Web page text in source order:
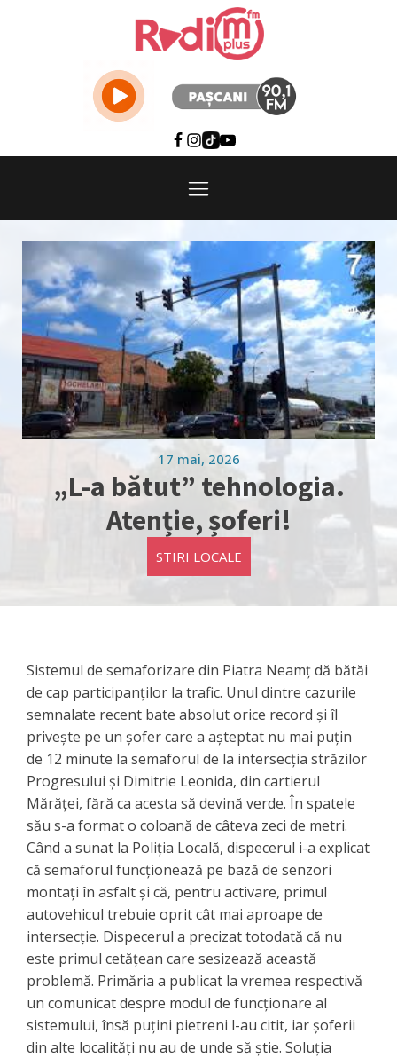
17 mai, 2026
„L-a bătut” tehnologia.
Atenție, șoferi!
STIRI LOCALE
Sistemul de semaforizare din Piatra Neamț dă bătăi
de cap participanților la trafic. Unul dintre cazurile
semnalate recent bate absolut orice record și îl
privește pe un șofer care a așteptat nu mai puțin
de 12 minute la semaforul de la intersecția străzilor
Progresului și Dimitrie Leonida, din cartierul
Mărăței, fără ca acesta să devină verde. În spatele
său s-a format o coloană de câteva zeci de metri.
Când a sunat la Poliția Locală, dispecerul i-a explicat
că semaforul funcționează pe bază de senzori
montați în asfalt și că, pentru activare, primul
autovehicul trebuie oprit cât mai aproape de
intersecție. Dispecerul a precizat totodată că nu
este primul cetățean care sesizează această
problemă. Primăria a publicat la vremea respectivă
un comunicat despre modul de funcționare al
sistemului, însă puțini pietreni l-au citit, iar șoferii
din alte localități nu au de unde să știe. Soluția